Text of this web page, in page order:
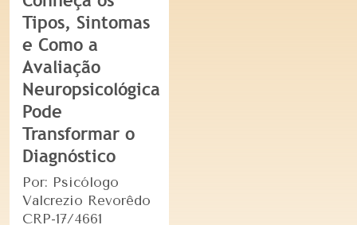
Tipos, Sintomas
e Como a
Avaliação
Neuropsicológica
Pode
Transformar o
Diagnóstico
Por: Psicólogo
Valcrezio Revorêdo
CRP-17/4661